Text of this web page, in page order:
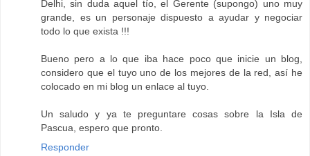
Delhi, sin duda aquel tío, el Gerente (supongo) uno muy
grande, es un personaje dispuesto a ayudar y negociar
todo lo que exista !!!
Bueno pero a lo que iba hace poco que inicie un blog,
considero que el tuyo uno de los mejores de la red, así he
colocado en mi blog un enlace al tuyo.
Un saludo y ya te preguntare cosas sobre la Isla de
Pascua, espero que pronto.
Responder